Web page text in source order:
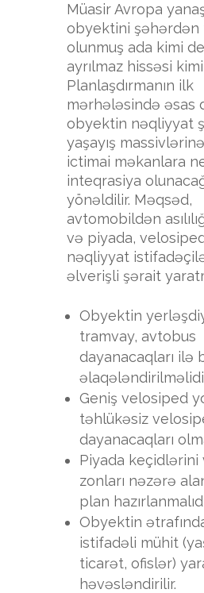
Müasir Avropa
obyektini şəhərdən
olunmuş ada kimi
ayrılmaz hissəsi
Planlaşdırmanın ilk
mərhələsində əsas
obyektin nəqliyyat
yaşayış
ictimai məkanlara
inteqrasiya
yönəldilir. Məqsəd,
avtomobildən
və piyada,
nəqliyyat
əlverişli şərait
Obyektin
tramvay, avtobus
dayanacaqları ilə
Geniş velosiped
təhlükəsiz
dayanacaqları
Piyada keçidlərini
zonları nəzərə
plan
Obyektin ətrafında
istifadəli mühit
ticarət, ofislər)
həvəsləndirilir.